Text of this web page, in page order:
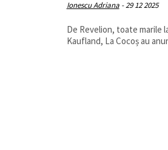
Ionescu Adriana - 29 12 2025
De Revelion, toate marile
Kaufland, La Cocoș au